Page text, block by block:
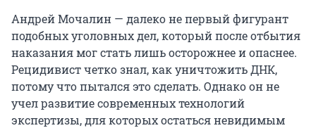
Андрей Мочалин — далеко не первый фигурант
подобных уголовных дел, который после отбытия
наказания мог стать лишь осторожнее и опаснее.
Рецидивист четко знал, как уничтожить ДНК,
потому что пытался это сделать. Однако он не
учел развитие современных технологий
экспертизы, для которых остаться невидимым